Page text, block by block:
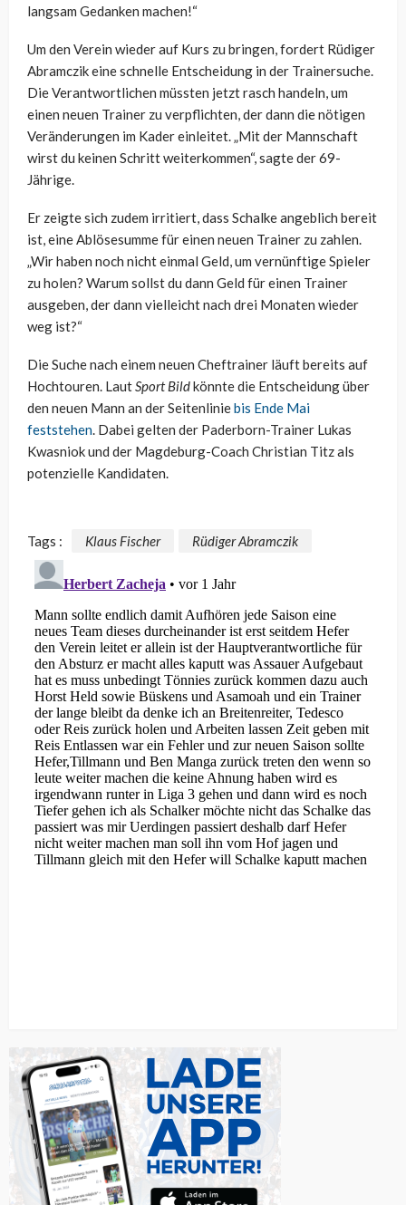
langsam Gedanken machen!“
Um den Verein wieder auf Kurs zu bringen, fordert Rüdiger
Abramczik eine schnelle Entscheidung in der Trainersuche.
Die Verantwortlichen müssten jetzt rasch handeln, um
einen neuen Trainer zu verpflichten, der dann die nötigen
Veränderungen im Kader einleitet. „Mit der Mannschaft
wirst du keinen Schritt weiterkommen“, sagte der 69-
Jährige.
Er zeigte sich zudem irritiert, dass Schalke angeblich bereit
ist, eine Ablösesumme für einen neuen Trainer zu zahlen.
„Wir haben noch nicht einmal Geld, um vernünftige Spieler
zu holen? Warum sollst du dann Geld für einen Trainer
ausgeben, der dann vielleicht nach drei Monaten wieder
weg ist?“
Die Suche nach einem neuen Cheftrainer läuft bereits auf
Hochtouren. LautSport Bildkönnte die Entscheidung über
den neuen Mann an der Seitenliniebis Ende Mai
feststehen. Dabei gelten der Paderborn-Trainer Lukas
Kwasniok und der Magdeburg-Coach Christian Titz als
potenzielle Kandidaten.
Tags : Klaus Fischer Rüdiger Abramczik